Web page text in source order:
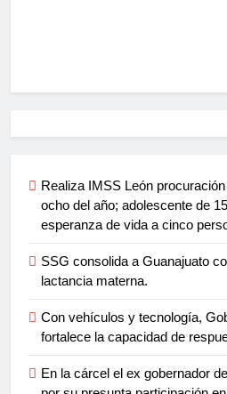
Realiza IMSS León
ocho del año; adolescente de
esperanza de vida a cinco
SSG consolida a Guanajuato
lactancia materna.
Con vehículos y tecnología,
fortalece la capacidad de
En la cárcel el ex gobernador